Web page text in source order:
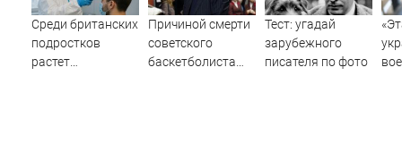
Среди британских
подростков
растет
Причиной смерти
советского
баскетболиста
Тест: угадай
зарубежного
писателя по фото